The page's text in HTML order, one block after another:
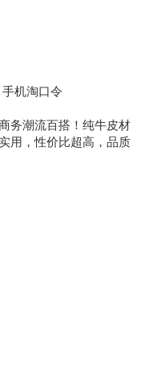
手机淘口令
务潮流百搭！纯牛皮材
用，性价比超高，品质